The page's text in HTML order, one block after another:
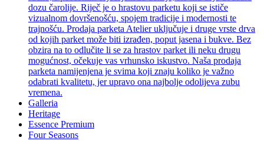
dozu čarolije. Riječ je o hrastovu parketu koji se ističe
vizualnom dovršenošću, spojem tradicije i modernosti te
trajnošću. Prodaja parketa Atelier uključuje i druge vrste drva
od kojih parket može biti izrađen, poput jasena i bukve. Bez
obzira na to odlučite li se za hrastov parket ili neku drugu
mogućnost, očekuje vas vrhunsko iskustvo. Naša prodaja
parketa namijenjena je svima koji znaju koliko je važno
odabrati kvalitetu, jer upravo ona najbolje odolijeva zubu
vremena.
Galleria
Heritage
Essence Premium
Four Seasons